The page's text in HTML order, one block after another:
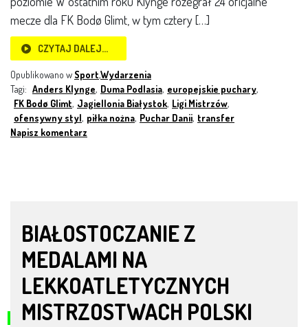
mecze dla FK Bodø Glimt, w tym cztery […]
CZYTAJ DALEJ…
Opublikowano w Sport,Wydarzenia
Tagi: Anders Klynge, Duma Podlasia, europejskie puchary,
FK Bodø Glimt, Jagiellonia Białystok, Ligi Mistrzów,
ofensywny styl, piłka nożna, Puchar Danii, transfer
Napisz komentarz
BIAŁOSTOCZANIE Z
MEDALAMI NA
LEKKOATLETYCZNYCH
MISTRZOSTWACH POLSKI